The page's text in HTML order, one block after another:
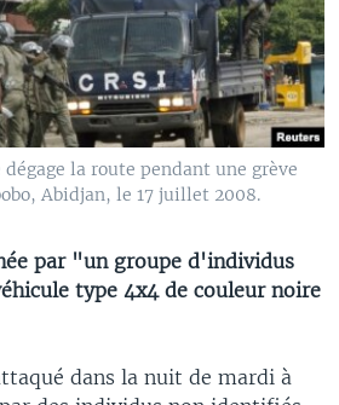
la route pendant une grève
Abidjan, le 17 juillet 2008.
par "un groupe d'individus
type 4x4 de couleur noire
dans la nuit de mardi à